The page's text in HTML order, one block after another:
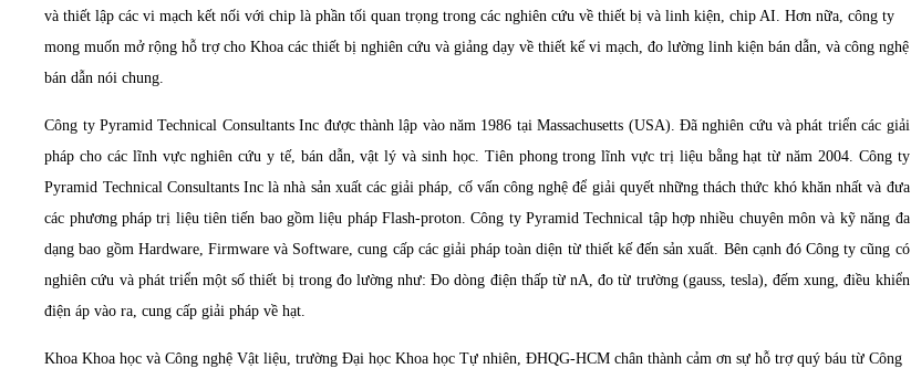
và thiết lập các vi mạch kết nối với chip là phần tối quan trọng trong các nghiên cứu về thiết bị và linh kiện, chip AI. Hơn nữa, công ty
mong muốn mở rộng hỗ trợ cho Khoa các thiết bị nghiên cứu và giảng dạy về thiết kế vi mạch, đo lường linh kiện bán dẫn, và công nghệ
bán dẫn nói chung.
Công ty Pyramid Technical Consultants Inc được thành lập vào năm 1986 tại Massachusetts (USA). Đã nghiên cứu và phát triển các giải
pháp cho các lĩnh vực nghiên cứu y tế, bán dẫn, vật lý và sinh học. Tiên phong trong lĩnh vực trị liệu bằng hạt từ năm 2004. Công ty
Pyramid Technical Consultants Inc là nhà sản xuất các giải pháp, cố vấn công nghệ để giải quyết những thách thức khó khăn nhất và đưa
các phương pháp trị liệu tiên tiến bao gồm liệu pháp Flash-proton. Công ty Pyramid Technical tập hợp nhiều chuyên môn và kỹ năng đa
dạng bao gồm Hardware, Firmware và Software, cung cấp các giải pháp toàn diện từ thiết kế đến sản xuất. Bên cạnh đó Công ty cũng có
nghiên cứu và phát triển một số thiết bị trong đo lường như: Đo dòng điện thấp từ nA, đo từ trường (gauss, tesla), đếm xung, điều khiển
điện áp vào ra, cung cấp giải pháp về hạt.
Khoa Khoa học và Công nghệ Vật liệu, trường Đại học Khoa học Tự nhiên, ĐHQG-HCM chân thành cảm ơn sự hỗ trợ quý báu từ Công